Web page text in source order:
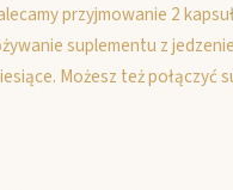
przyjmowanie 2
suplementu z
Możesz też